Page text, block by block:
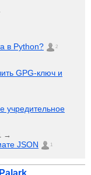
в Python? 2
GPG-ключ и
учредительное
→
JSON 1